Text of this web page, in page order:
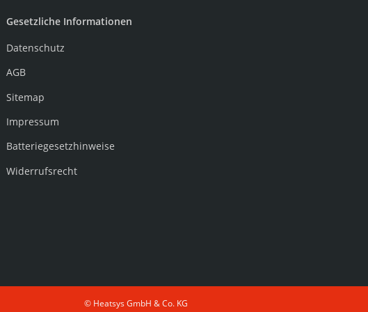
Gesetzliche Informationen
Datenschutz
AGB
Sitemap
Impressum
Batteriegesetzhinweise
Widerrufsrecht
© Heatsys GmbH & Co. KG